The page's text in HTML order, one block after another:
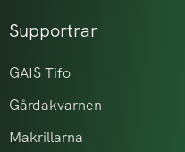
Supportrar
GAIS Tifo
Gårdakvarnen
Makrillarna